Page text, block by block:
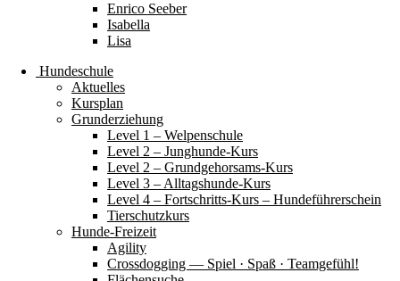
Enrico Seeber
Isabella
Lisa
Hundeschule
Aktuelles
Kursplan
Grunderziehung
Level 1 – Welpenschule
Level 2 – Junghunde-Kurs
Level 2 – Grundgehorsams-Kurs
Level 3 – Alltagshunde-Kurs
Level 4 – Fortschritts-Kurs – Hundeführerschein
Tierschutzkurs
Hunde-Freizeit
Agility
Crossdogging — Spiel · Spaß · Teamgefühl!